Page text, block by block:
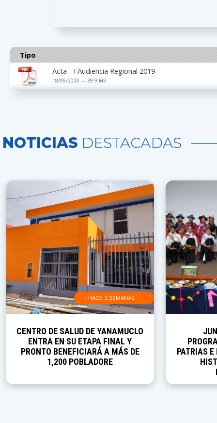
Tipo
Acta - I Audiencia Regional 2019
18/09/2020 — 39.9 MB
NOTICIAS DESTACADAS
≡ HACE 3 SEMANAS
CENTRO DE SALUD DE YANAMUCLO
ENTRA EN SU ETAPA FINAL Y
PRONTO BENEFICIARÁ A MÁS DE
1,200 POBLADORE
PATRIAS